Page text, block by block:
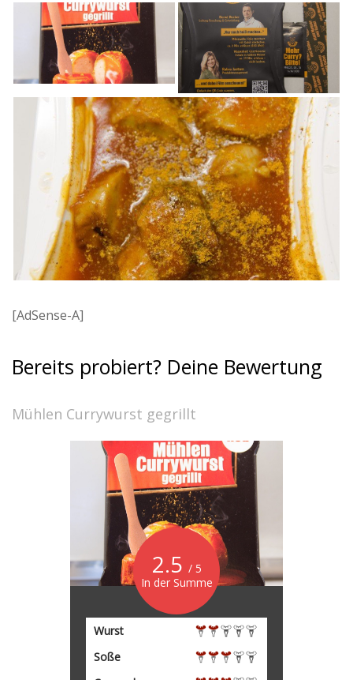
[AdSense-A]
Bereits probiert? Deine Bewertung
Mühlen Currywurst gegrillt
2.5 / 5
In der Summe
Wurst
Soße